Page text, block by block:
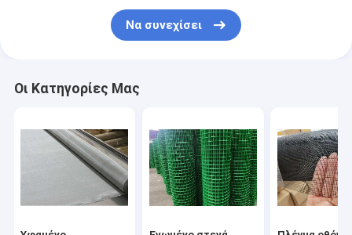
Να συνεχίσει
Οι Κατηγορίες Μας